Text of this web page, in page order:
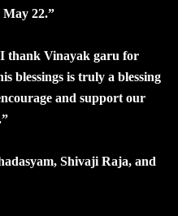
22.”
thank Vinayak garu for
blessings is truly a blessing
and support our
Shivaji Raja, and